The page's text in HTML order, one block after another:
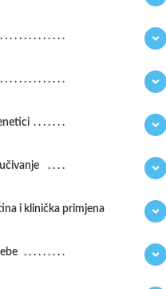
i klinička primjena